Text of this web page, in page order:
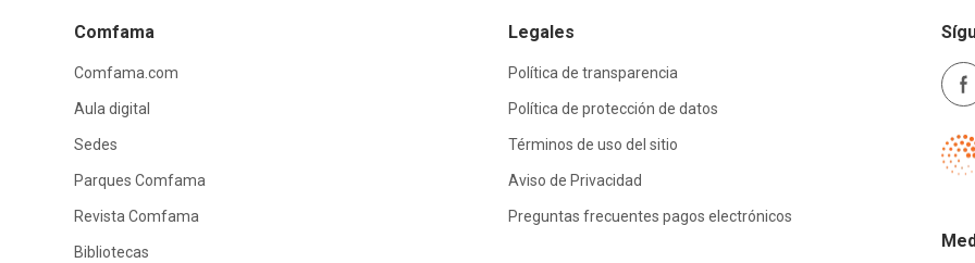
Comfama
Comfama.com
Aula digital
Sedes
Parques Comfama
Revista Comfama
Bibliotecas
Legales
Política de transparencia
Política de protección de datos
Términos de uso del sitio
Aviso de Privacidad
Preguntas frecuentes pagos electrónicos